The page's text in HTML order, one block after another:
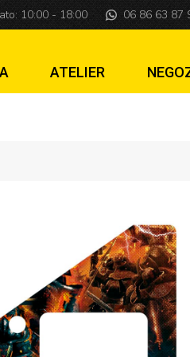
Black
10:00 - 18:00 06 86 63 87
ATELIER